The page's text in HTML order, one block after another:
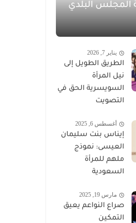
البلدي
يناير 7, 2026
الطريق الطويل إلى
نيل المرأة
السويسرية الحق في
التصويت
أغسطس 6, 2025
إيناس بنت سليمان
العيسى: نموذج
ملهم للمرأة
السعودية
مارس 19, 2025
صراع النواعم يعيق
التمكين